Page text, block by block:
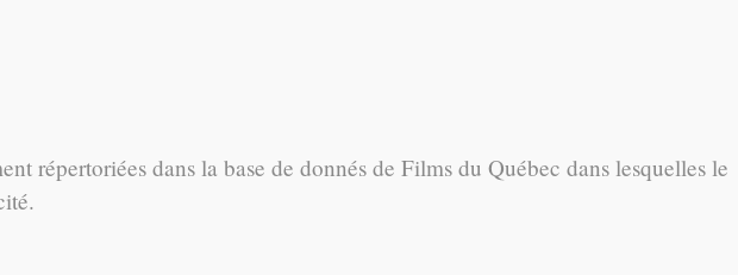
répertoriées dans la base de donnés de Films du Québec dans lesquelles le